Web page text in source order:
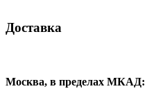
Доставка
Москва, в пределах МКАД: